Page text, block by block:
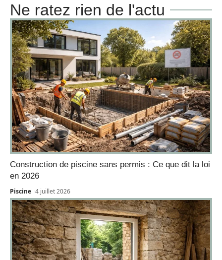
Ne ratez rien de l'actu
Construction de piscine sans permis : Ce que dit la loi
en 2026
Piscine 4 juillet 2026